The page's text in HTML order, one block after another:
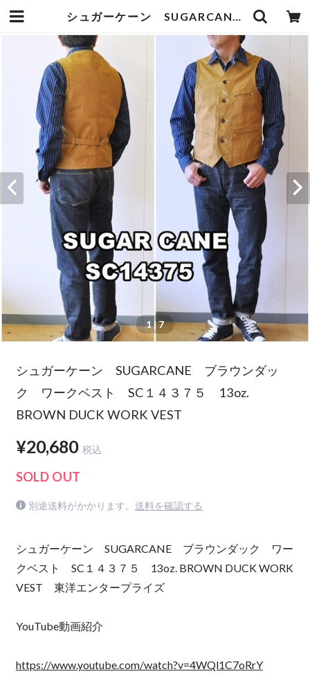
シュガーケーン SUGARCANE ブラウンダック ワークベスト SC１４３７５ 13oz. BROWN DUCK WORK VEST | bluelineshop
1| 7
シュガーケーン SUGARCANE ブラウンダッ
ク ワークベスト SC１４３７５ 13oz.
BROWN DUCK WORK VEST
¥20,680 税込
SOLD OUT
別途送料がかかります。 送料を確認する
シュガーケーン SUGARCANE ブラウンダック ワー
クベスト SC１４３７５ 13oz. BROWN DUCK WORK
VEST 東洋エンタープライズ
YouTube動画紹介
https://www.youtube.com/watch?v=4WQl1C7oRrY